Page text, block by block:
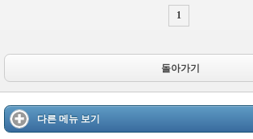
1
돌아가기
다른 메뉴 보기